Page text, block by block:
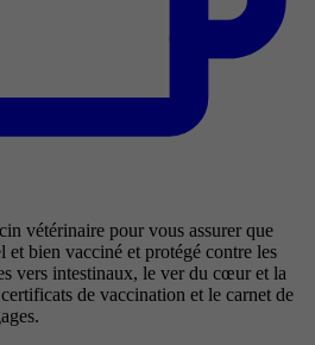
vétérinaire pour vous assurer que
et bien vacciné et protégé contre les
vers intestinaux, le ver du cœur et la
de vaccination et le carnet de